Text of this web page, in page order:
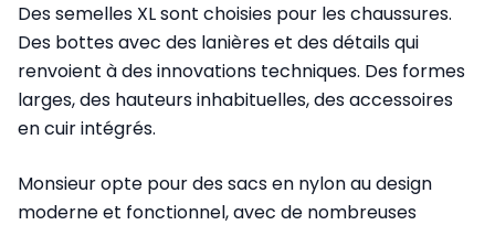
Des semelles XL sont choisies pour les chaussures.
Des bottes avec des lanières et des détails qui
renvoient à des innovations techniques. Des formes
larges, des hauteurs inhabituelles, des accessoires
en cuir intégrés.
Monsieur opte pour des sacs en nylon au design
moderne et fonctionnel, avec de nombreuses